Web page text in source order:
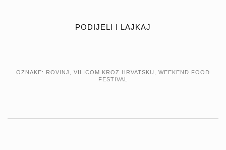
PODIJELI I LAJKAJ
OZNAKE: ROVINJ VILICOM KROZ HRVATSKU
WEEKEND FOOD
FESTIVAL